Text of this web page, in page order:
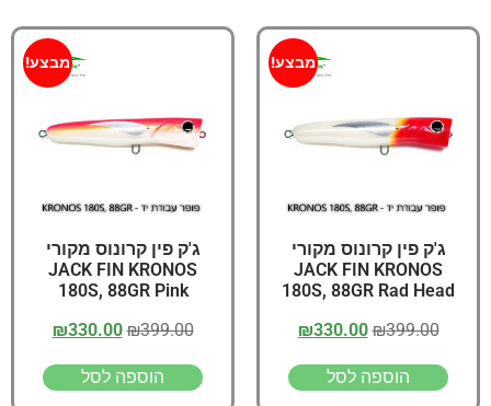
מבצע!
ג'ק פין קרונוס מקורי
JACK FIN KRONOS
180S, 88GR Rad Head
₪399.00
₪330.00
הוספה לסל
מבצע!
ג'ק פין קרונוס מקורי
JACK FIN KRONOS
180S, 88GR Pink
₪399.00
₪330.00
הוספה לסל